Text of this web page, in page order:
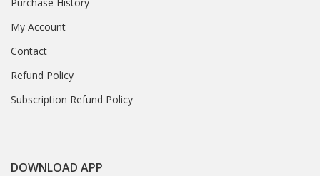
Purchase History
My Account
Contact
Refund Policy
Subscription Refund Policy
DOWNLOAD APP